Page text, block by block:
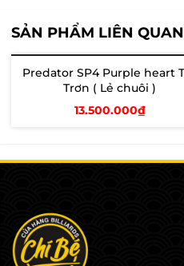
SẢN PHẨM LIÊN QUAN
Predator SP4 Purple heart
Trơn ( Lẻ chuôi )
13.500.000₫